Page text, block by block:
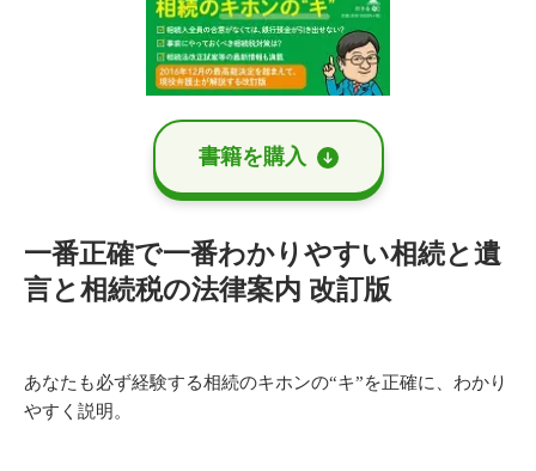
書籍を購⼊
一番正確で一番わかりやすい相続と遺
言と相続税の法律案内 改訂版
あなたも必ず経験する相続のキホンの“キ”を正確に、わかり
やすく説明。